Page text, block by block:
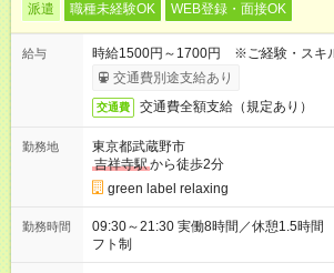
派遣 職種未経験OK WEB登録・面接OK
給与
時給1500円～1700円 ※ご経験・スキ
交通費別途支給あり
交通費 交通費全額支給（規定あり）
勤務地
東京都武蔵野市
吉祥寺駅から徒歩2分
green label relaxing
勤務時間
09:30～21:30 実働8時間／休憩1.5時間 営業時間に合わせたシ
フト制